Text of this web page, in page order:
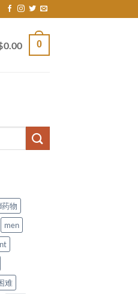
0.00 0
药物
men
难